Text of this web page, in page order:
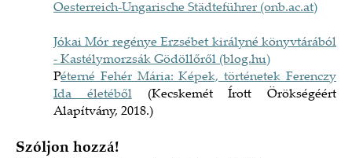
Oesterreich-Ungarische Städteführer (onb.ac.at)
Jókai Mór regénye Erzsébet királyné könyvtárából
- Kastélymorzsák Gödöllőről (blog.hu)
Péterné Fehér Mária: Képek, történetek Ferenczy
Ida életéből(Kecskemét Írott Örökségéért
Alapítvány, 2018.)
Szóljon hozzá!